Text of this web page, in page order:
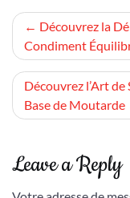
Navigation
de
l’article
Découvrez la
Condiment
Découvrez l’Art de
Base de Moutarde
Leave a Reply